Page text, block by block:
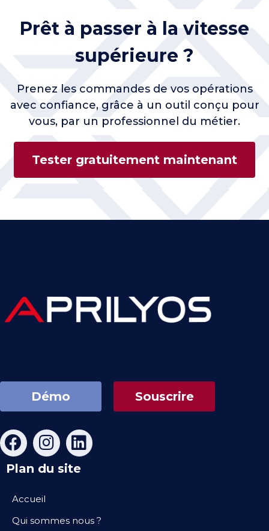
Prêt à passer à la vitesse
supérieure ?
Prenez les commandes de vos opérations
avec confiance, grâce à un outil conçu pour
vous, par un professionnel du métier.
Tester gratuitement maintenant
Démo Souscrire
Plan du site
Accueil
Qui sommes nous ?